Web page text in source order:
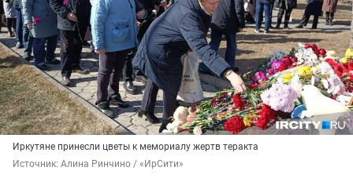
Иркутяне принесли цветы к мемориалу жертв теракта
Источник: Алина Ринчино / «ИрСити»